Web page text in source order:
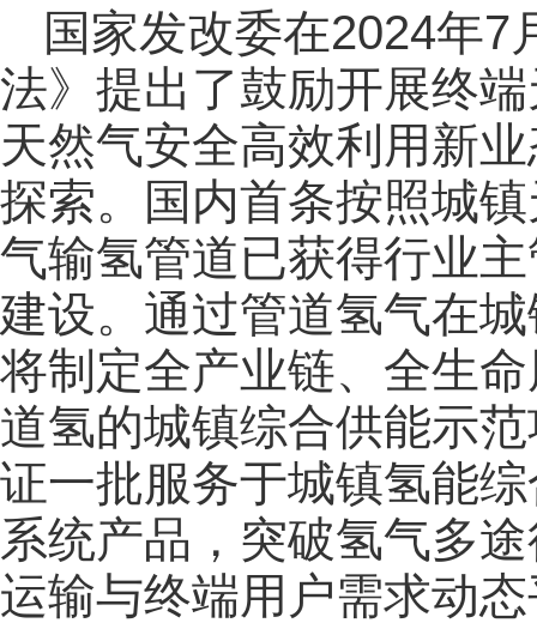
国家发改委在2024年7
法》提出了鼓励开展终
天然气安全高效利用新
探索。国内首条按照城
气输氢管道已获得行业
建设。通过管道氢气在
将制定全产业链、全生
道氢的城镇综合供能示
证一批服务于城镇氢能
系统产品，突破氢气多
运输与终端用户需求动